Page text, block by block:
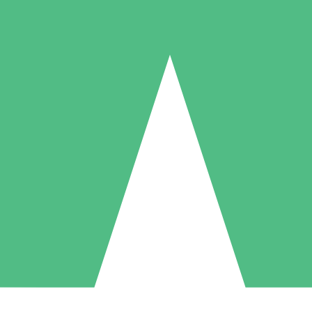
Individuelle Credit-Pakete
nach Bedarf mit Download-Credits. Keine monatliche Verpflichtung